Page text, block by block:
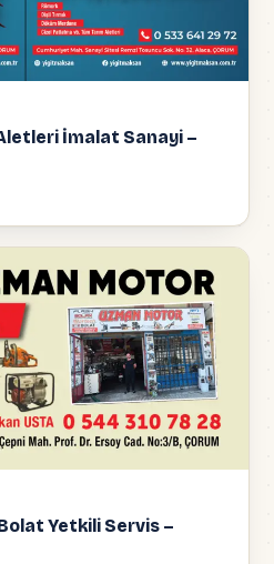
İmalat Sanayi –
Yetkili Servis –